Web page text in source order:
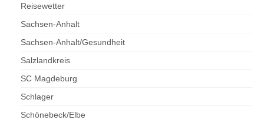
Reisewetter
Sachsen-Anhalt
Sachsen-Anhalt/Gesundheit
Salzlandkreis
SC Magdeburg
Schlager
Schönebeck/Elbe